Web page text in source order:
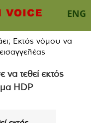
ENG
να τεθεί εκτός
HDP